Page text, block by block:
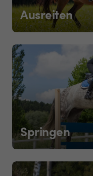
Ausreiten
Springen